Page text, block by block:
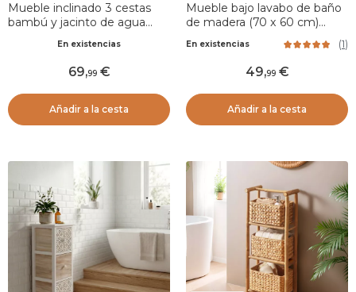
Mueble inclinado 3 cestas
bambú y jacinto de agua
En existencias
69,99
Añadir a la cesta
Mueble bajo lavabo de baño
de madera (70 x 60 cm)
En existencias (1)
49,99
Añadir a la cesta